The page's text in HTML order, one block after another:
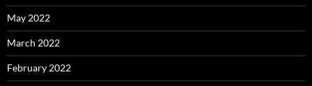
May 2022
March 2022
February 2022